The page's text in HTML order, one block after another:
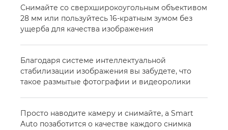
Снимайте со сверхширокоугольным объективом
28 мм или пользуйтесь 16-кратным зумом без
ущерба для качества изображения
Благодаря системе интеллектуальной
стабилизации изображения вы забудете, что
такое размытые фотографии и видеоролики
Просто наводите камеру и снимайте, а Smart
Auto позаботится о качестве каждого снимка